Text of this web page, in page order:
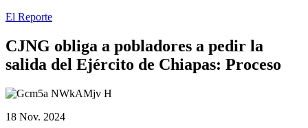
El Reporte
CJNG obliga a pobladores a pedir la
salida del Ejército de Chiapas: Proceso
18 Nov. 2024